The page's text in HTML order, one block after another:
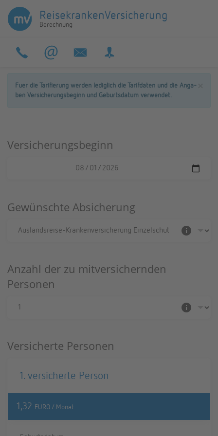
Rei­se­kran­ken­Ver­si­che­rung
Be­rech­nung
Fuer die Ta­ri­fie­rung wer­den le­dig­lich die Ta­rif­da­ten und die An­ga­
ben Ver­si­che­rungs­be­ginn und Ge­burts­da­tum ver­wen­det.
Versicherungsbeginn
Gewünschte Absicherung
info
Anzahl der zu mitversichernden
Personen
info
Versicherte Personen
1. ver­si­cher­te Per­son
1,32 EURO / Monat